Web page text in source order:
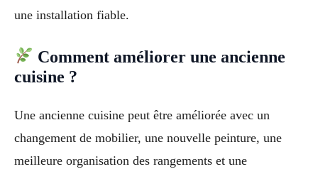
une installation fiable.
Comment améliorer une ancienne
cuisine ?
Une ancienne cuisine peut être améliorée avec un
changement de mobilier, une nouvelle peinture, une
meilleure organisation des rangements et une